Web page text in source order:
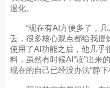
退化。
“现在有AI方便多了，几
丢，很多核心观点都给我提
使用了AI功能之后，他几乎
料，虽然有时候AI“读”出来
现在的自己已经没办法“静下